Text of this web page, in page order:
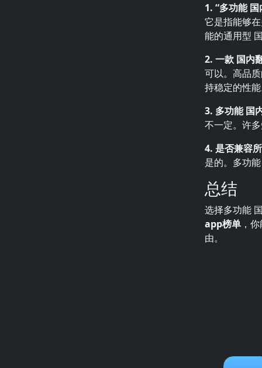
1. “多功能
它是指能够
能的通用型
2. 一款 国内
可以。高品
持稳定的性
3. 多功能 国
不一定。许
4. 是否兼容
是的。多功
总结
选择多功能
app榜单 ，
由。